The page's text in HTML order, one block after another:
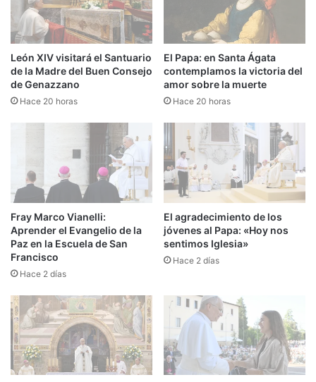
León XIV visitará el Santuario
de la Madre del Buen Consejo
de Genazzano
Hace 20 horas
El Papa: en Santa Ágata
contemplamos la victoria del
amor sobre la muerte
Hace 20 horas
Fray Marco Vianelli:
Aprender el Evangelio de la
Paz en la Escuela de San
Francisco
Hace 2 días
El agradecimiento de los
jóvenes al Papa: «Hoy nos
sentimos Iglesia»
Hace 2 días